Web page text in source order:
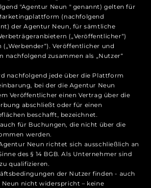
"Agentur Neun " genannt) gelten für
(nachfolgend
der Agentur Neun, für sämtliche
(„Veröffentlicher“)
(„Werbender“). Veröffentlicher und
nachfolgend zusammen als „Nutzer“
nachfolgend jede über die Plattform
bei der die Agentur Neun
Veröffentlicher einen Vertrag über die
abschließt oder für einen
beschafft, bezeichnet.
für Buchungen, die nicht über die
werden.
Neun richtet sich ausschließlich an
des § 14 BGB. Als Unternehmer sind
qualifizieren.
der Nutzer finden - auch
nicht widerspricht – keine